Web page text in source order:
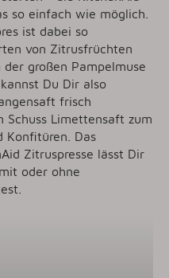
so einfach wie möglich.
ist dabei so
von Zitrusfrüchten
großen Pampelmuse
Du Dir also
frisch
Schuss Limettensaft zum
Konfitüren. Das
Zitruspresse lässt Dir
oder ohne